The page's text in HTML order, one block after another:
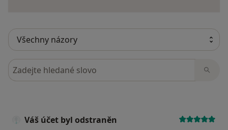
Hledejte v názorech
Váš účet byl odstraněn